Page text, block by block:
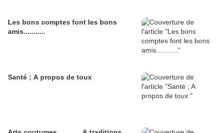
Les bons comptes font les bons
amis...........
Santé ; A propos de toux